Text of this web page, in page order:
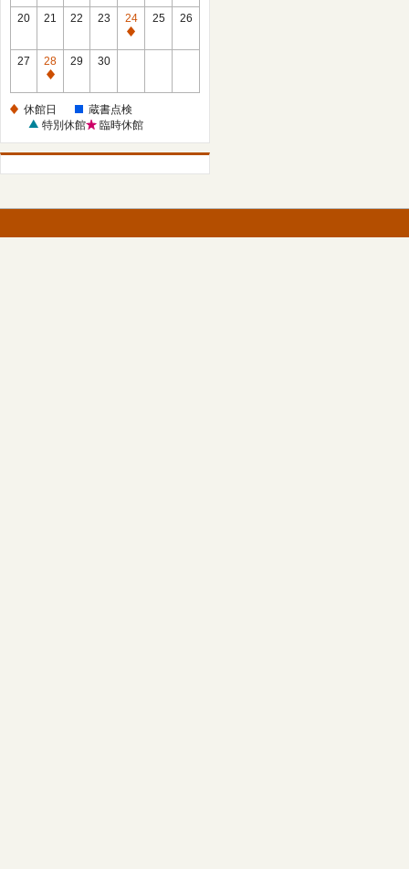
館
館
20 21 22 23
24
休
25 26
27
28
休
日
29 30
休館日
蔵書点検
特別休館
臨時休館